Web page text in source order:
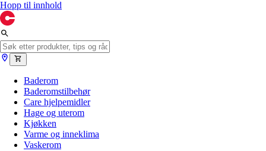
Hopp til innhold
Baderom
Baderomstilbehør
Care hjelpemidler
Hage og uterom
Kjøkken
Varme og inneklima
Vaskerom